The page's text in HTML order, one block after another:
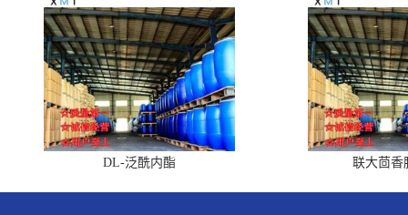
DL-泛酰内酯 联大茴香